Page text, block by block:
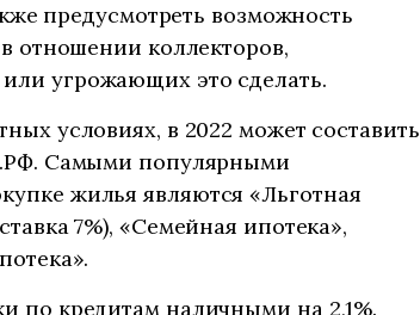
предусмотреть возможность
отношении коллекторов,
угрожающих это сделать.
условиях, в 2022 может составить
Самыми популярными
жилья являются «Льготная
7%), «Семейная ипотека»,
по кредитам наличными на 2,1%.